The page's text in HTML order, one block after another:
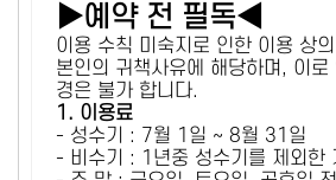
▶예약 전 필독◀
이용 수칙 미숙지로 인한 이용 상
본인의 귀책사유에 해당하며, 이
경은 불가 합니다.
1. 이용료
- 성수기 : 7월 1일 ~ 8월 31일
- 비수기 : 1년중 성수기를 제외한